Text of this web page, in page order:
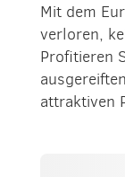
Mit dem
verloren,
Profitieren
attraktiven